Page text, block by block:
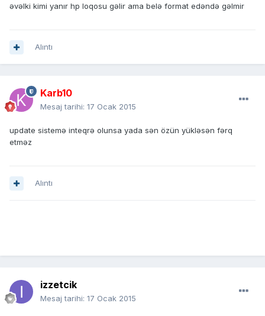
əvəlki kimi yanır hp loqosu gəlir ama belə format edəndə gəlmir
Alıntı
Karb10
Mesaj tarihi: 17 Ocak 2015
update sistemə inteqrə olunsa yada sən özün yükləsən fərq
etməz
Alıntı
izzetcik
Mesaj tarihi: 17 Ocak 2015